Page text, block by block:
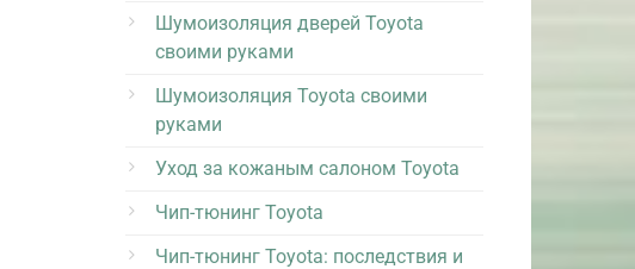
Шумоизоляция дверей Toyota
своими руками
Шумоизоляция Toyota своими
руками
Уход за кожаным салоном Toyota
Чип-тюнинг Toyota
Чип-тюнинг Toyota: последствия и